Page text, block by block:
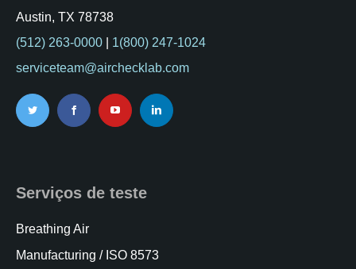
Austin, TX 78738
(512) 263-0000| 1(800) 247-1024
serviceteam@airchecklab.com
Serviços de teste
Breathing Air
Manufacturing / ISO 8573